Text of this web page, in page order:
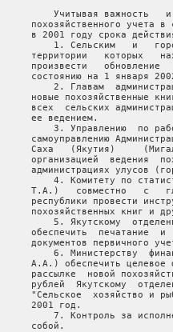
Учитывая важность
похозяйственного учета в
в 2001 году срока
1. Сельским   и
территории   которых
произвести   обновление
состоянию на 1 января
2. Главам
новые похозяйственные
всех  сельских
   ее ведением.
3. Управлению  по
самоуправлению
Саха   (Якутия)
организацией  ведения
администрациях улусов
4. Комитету по
Т.А.)   совместно   с
республики провести
похозяйственных книг и
5. Якутскому
обеспечить  печатание  и
документов первичного
6. Министерству
А.А.) обеспечить целевое
рассылке  новой
рублей  Якутскому
"Сельское  хозяйство и
   2001 год.
7. Контроль за
   собой.